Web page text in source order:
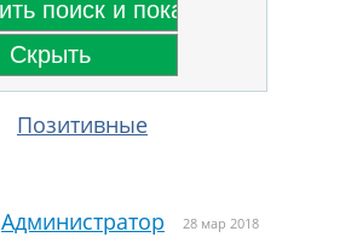
Позитивные
28 мар 2018
Администратор